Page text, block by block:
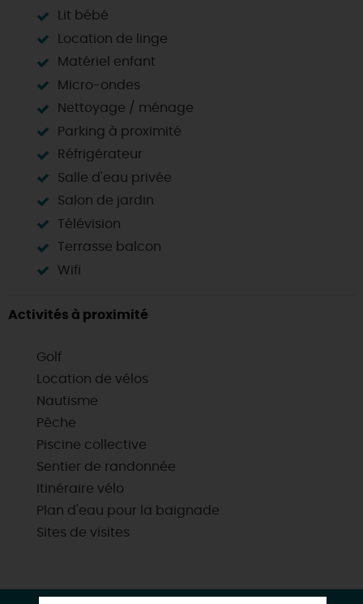
Lit bébé
Location de linge
Matériel enfant
Micro-ondes
Nettoyage / ménage
Parking à proximité
Réfrigérateur
Salle d'eau privée
Salon de jardin
Télévision
Terrasse balcon
Wifi
Activités à proximité
Golf
Location de vélos
Nautisme
Pêche
Piscine collective
Sentier de randonnée
Itinéraire vélo
Plan d'eau pour la baignade
Sites de visites